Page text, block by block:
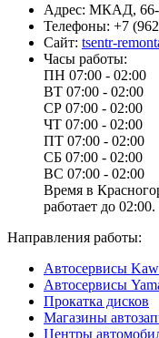
Адрес: МКАД, 66-
Телефоны: +7
Сайт: tsentr-
Часы работы:
ПН 07:00 - 02:00
ВТ 07:00 - 02:00
СР 07:00 - 02:00
ЧТ 07:00 - 02:00
ПТ 07:00 - 02:00
СБ 07:00 - 02:00
ВС 07:00 - 02:00
Время в
работает до 02:00.
Направления работы:
Автосервисы
Автосервисы
Прокатка дисков
Магазины
Центры